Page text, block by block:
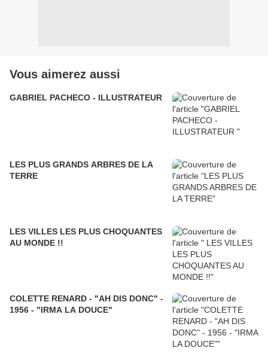
Vous aimerez aussi
GABRIEL PACHECO - ILLUSTRATEUR
LES PLUS GRANDS ARBRES DE LA
TERRE
LES VILLES LES PLUS CHOQUANTES
AU MONDE !!
COLETTE RENARD - "AH DIS DONC" -
1956 - "IRMA LA DOUCE"